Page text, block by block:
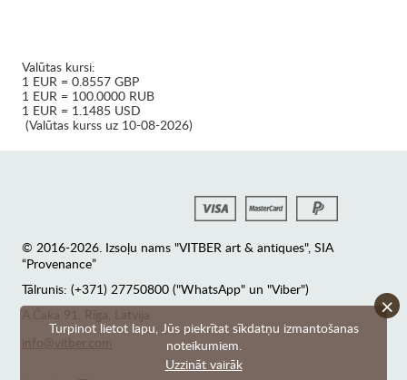
Turpinot lietot lapu, Jūs piekrītat sīkdatņu izmantošanas
noteikumiem.
Uzzināt vairāk
×
Valūtas kursi:
1 EUR = 0.8557 GBP
1 EUR = 100.0000 RUB
1 EUR = 1.1485 USD
(Valūtas kurss uz 10-08-2026)
© 2016-2026. Izsoļu nams "VITBER art & antiques", SIA
“Provenance”
Tālrunis: (+371) 27750800 ("WhatsApp" un "Viber")